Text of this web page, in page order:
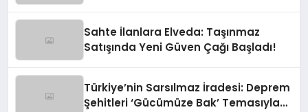
Sahte İlanlara Elveda: Taşınmaz
Satışında Yeni Güven Çağı Başladı!
Türkiye’nin Sarsılmaz İradesi: Deprem
Şehitleri ‘Gücümüze Bak’ Temasıyla